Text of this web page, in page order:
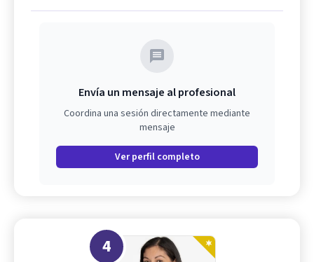
Envía un mensaje al profesional
Coordina una sesión directamente mediante
mensaje
Ver perfil completo
4